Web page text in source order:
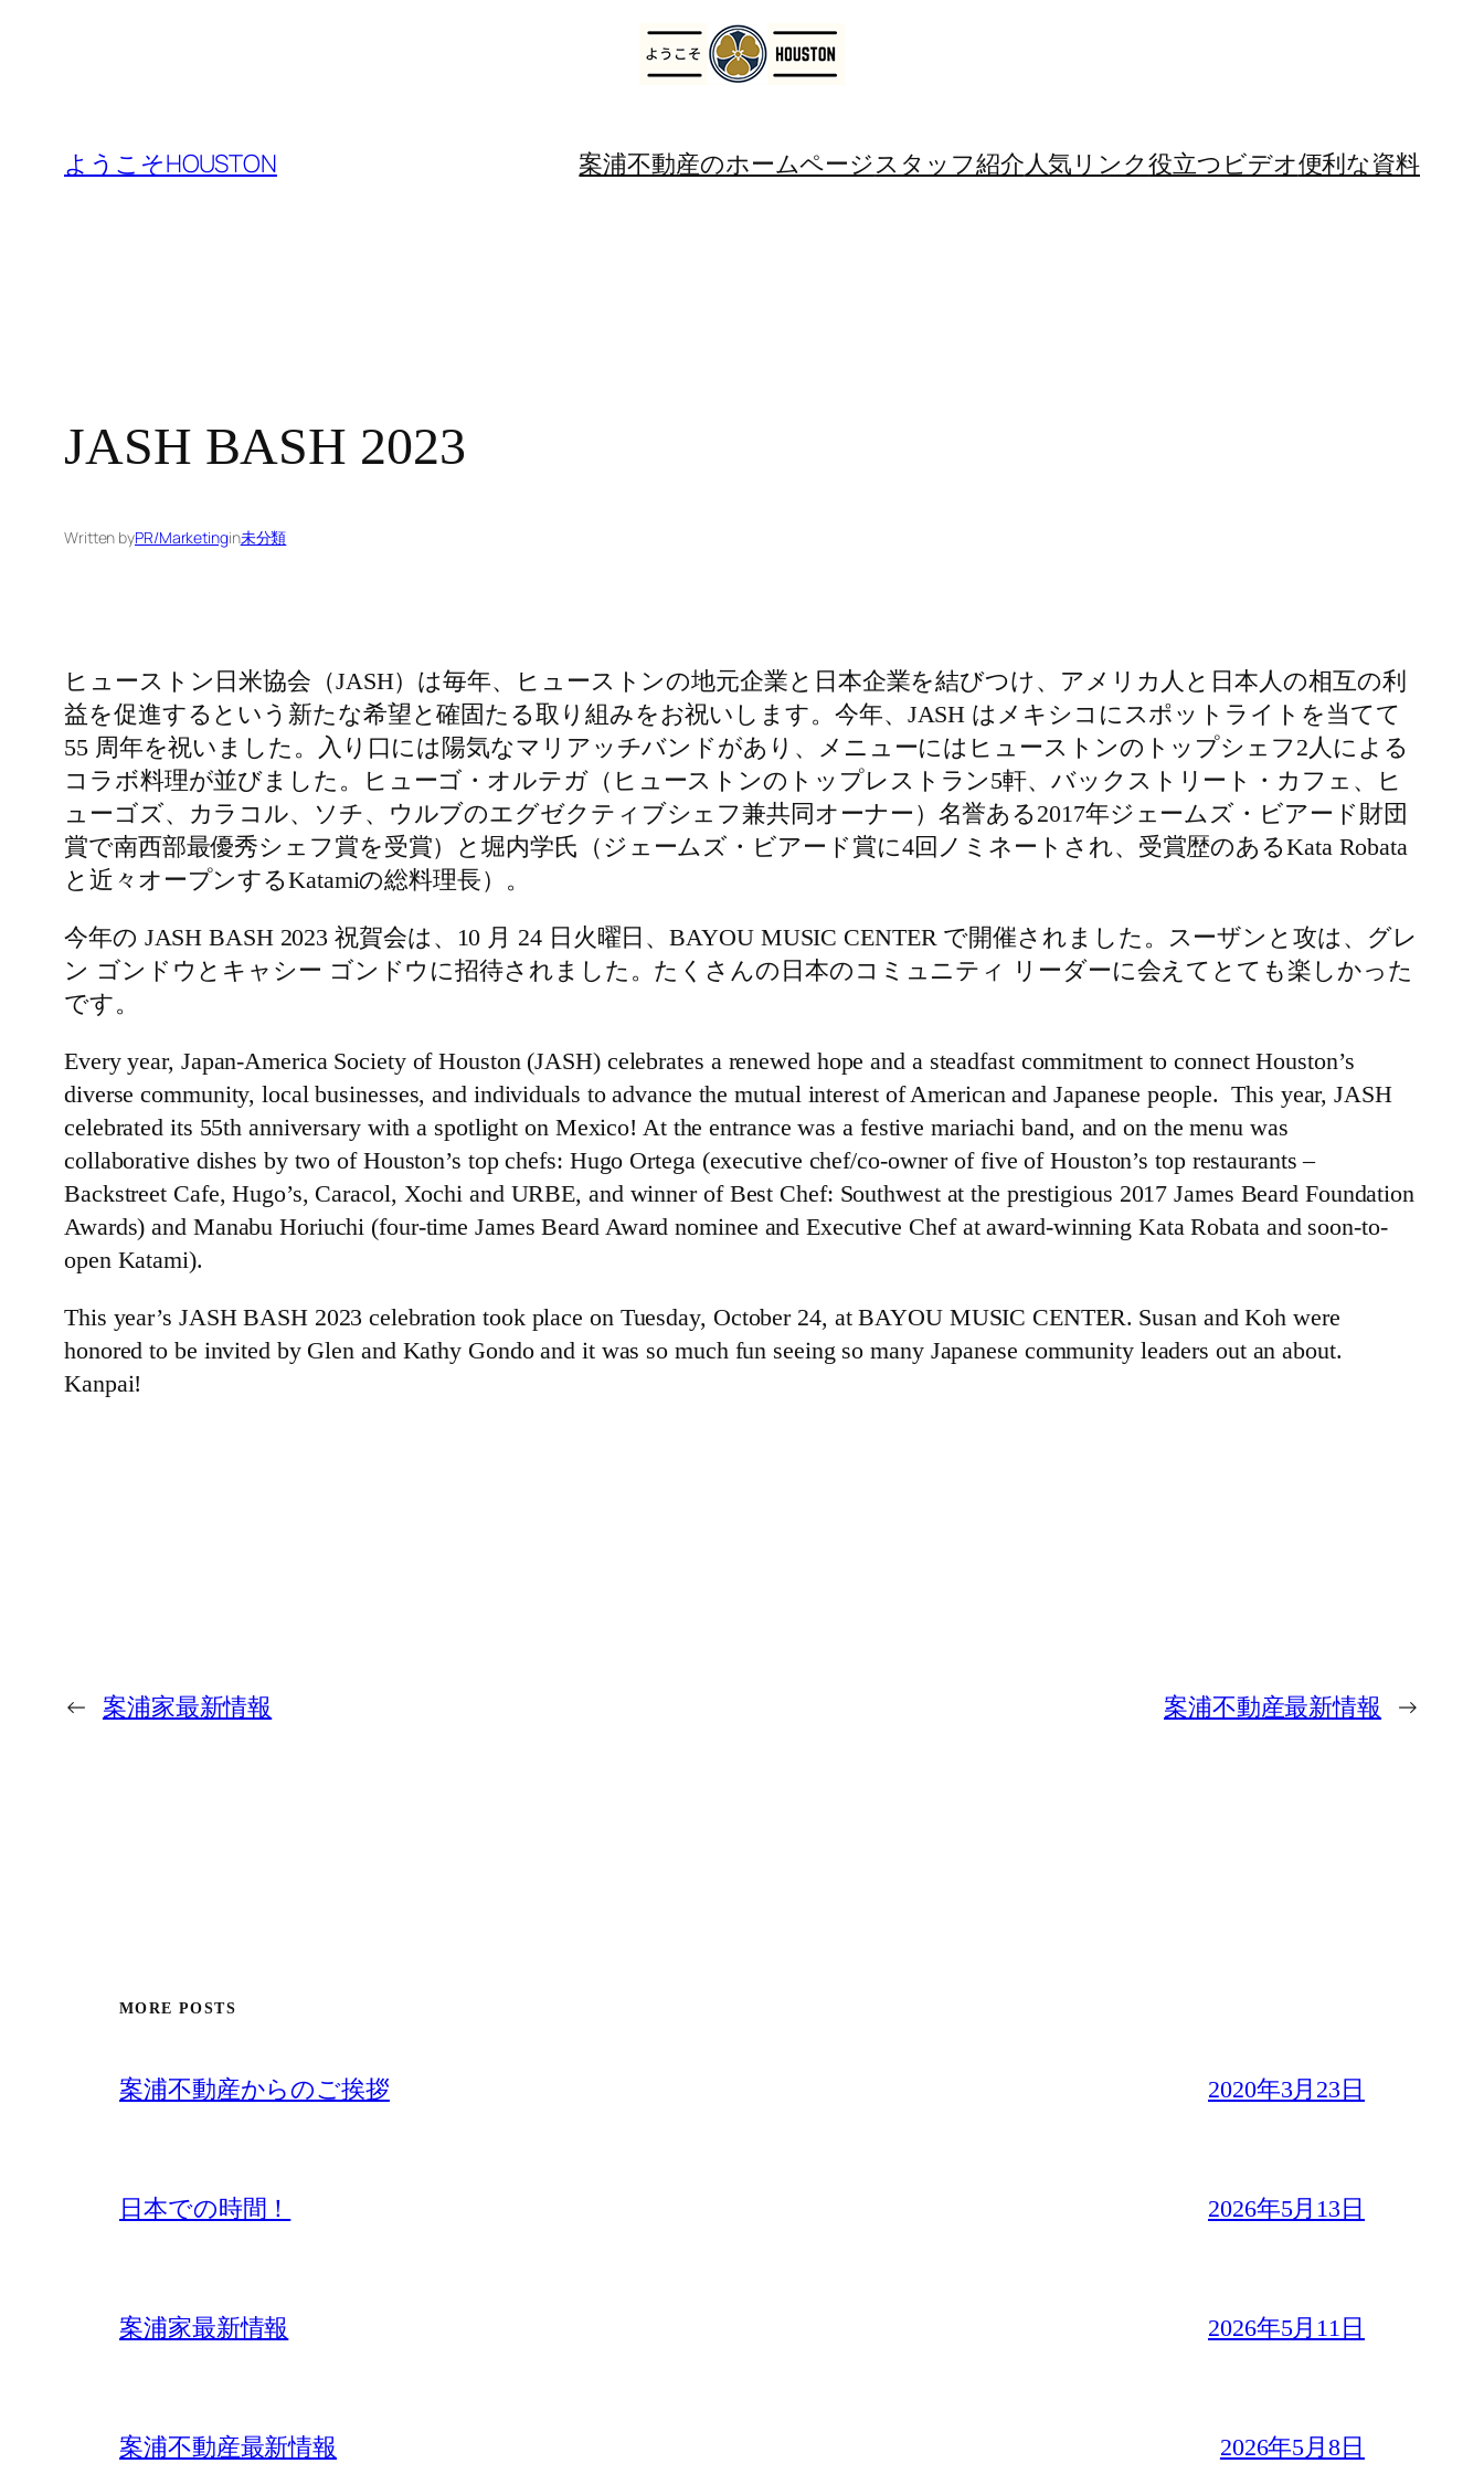
ようこそHOUSTON 案浦不動産のホームページスタッフ紹介人気リンク役立つビデオ便利な資料
JASH BASH 2023
Written byPR/Marketingin未分類
ヒューストン日米協会（JASH）は毎年、ヒューストンの地元企業と日本企業を結びつけ、アメリカ人と日本人の相互の利
益を促進するという新たな希望と確固たる取り組みをお祝いします。今年、JASH はメキシコにスポットライトを当てて
55 周年を祝いました。入り口には陽気なマリアッチバンドがあり、メニューにはヒューストンのトップシェフ2人による
コラボ料理が並びました。ヒューゴ・オルテガ（ヒューストンのトップレストラン5軒、バックストリート・カフェ、ヒ
ューゴズ、カラコル、ソチ、ウルブのエグゼクティブシェフ兼共同オーナー）名誉ある2017年ジェームズ・ビアード財団
賞で南西部最優秀シェフ賞を受賞）と堀内学氏（ジェームズ・ビアード賞に4回ノミネートされ、受賞歴のあるKata Robata
と近々オープンするKatamiの総料理長）。
今年の JASH BASH 2023 祝賀会は、10 月 24 日火曜日、BAYOU MUSIC CENTER で開催されました。スーザンと攻は、グレ
ン ゴンドウとキャシー ゴンドウに招待されました。たくさんの日本のコミュニティ リーダーに会えてとても楽しかった
です。
Every year, Japan-America Society of Houston (JASH) celebrates a renewed hope and a steadfast commitment to connect Houston’s
diverse community, local businesses, and individuals to advance the mutual interest of American and Japanese people. This year, JASH
celebrated its 55th anniversary with a spotlight on Mexico! At the entrance was a festive mariachi band, and on the menu was
collaborative dishes by two of Houston’s top chefs: Hugo Ortega (executive chef/co-owner of five of Houston’s top restaurants –
Backstreet Cafe, Hugo’s, Caracol, Xochi and URBE, and winner of Best Chef: Southwest at the prestigious 2017 James Beard Foundation
Awards) and Manabu Horiuchi (four-time James Beard Award nominee and Executive Chef at award-winning Kata Robata and soon-to-
open Katami).
This year’s JASH BASH 2023 celebration took place on Tuesday, October 24, at BAYOU MUSIC CENTER. Susan and Koh were
honored to be invited by Glen and Kathy Gondo and it was so much fun seeing so many Japanese community leaders out an about.
Kanpai!
← 案浦家最新情報 案浦不動産最新情報 →
MORE POSTS
案浦不動産からのご挨拶 2020年3月23日
日本での時間！ 2026年5月13日
案浦家最新情報 2026年5月11日
案浦不動産最新情報 2026年5月8日